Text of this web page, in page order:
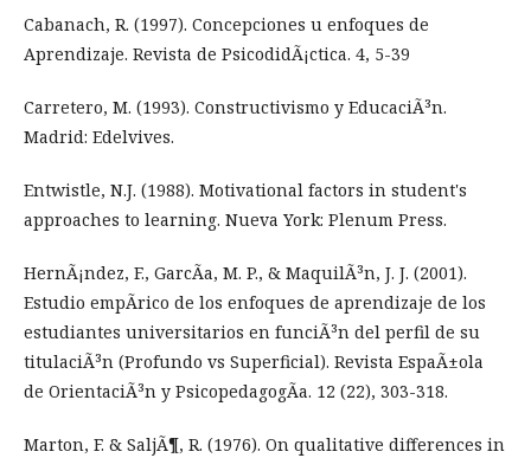
Cabanach, R. (1997). Concepciones u enfoques de
Aprendizaje. Revista de PsicodidÃ¡ctica. 4, 5-39
Carretero, M. (1993). Constructivismo y EducaciÃ³n.
Madrid: Edelvives.
Entwistle, N.J. (1988). Motivational factors in student's
approaches to learning. Nueva York: Plenum Press.
HernÃ¡ndez, F., GarcÃ­a, M. P., & MaquilÃ³n, J. J. (2001).
Estudio empÃ­rico de los enfoques de aprendizaje de los
estudiantes universitarios en funciÃ³n del perfil de su
titulaciÃ³n (Profundo vs Superficial). Revista EspaÃ±ola
de OrientaciÃ³n y PsicopedagogÃ­a. 12 (22), 303-318.
Marton, F. & SaljÃ¶, R. (1976). On qualitative differences in